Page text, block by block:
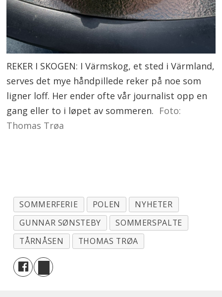
REKER I SKOGEN: I Värmskog, et sted i Värmland,
serves det mye håndpillede reker på noe som
ligner loff. Her ender ofte vår journalist opp en
gang eller to i løpet av sommeren. Foto:
Thomas Trøa
SOMMERFERIE POLEN
NYHETER
GUNNAR SØNSTEBY
SOMMERSPALTE
TÅRNÅSEN
THOMAS TRØA